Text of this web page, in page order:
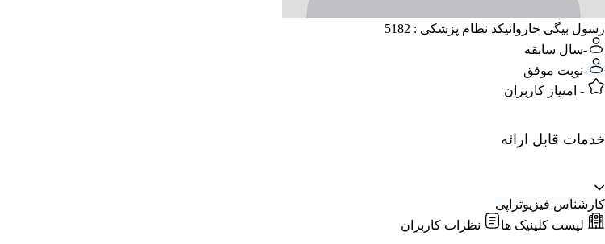
رسول بیگی خاروانیکد نظام پزشکی : 5182
-سال سابقه
-نوبت موفق
- امتیاز کاربران
خدمات قابل ارائه
کارشناس فیزیوتراپی
لیست کلینیک ها
نظرات کاربران